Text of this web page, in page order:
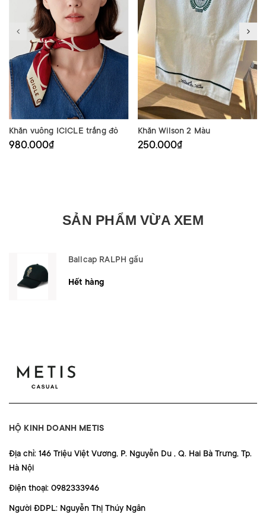
Khăn vuông ICICLE trắng đỏ
980.000₫
Khăn Wilson 2 Màu
250.000₫
SẢN PHẨM VỪA XEM
Ballcap RALPH gấu
Hết hàng
HỘ KINH DOANH METIS
Địa chỉ: 146 Triệu Việt Vương, P. Nguyễn Du , Q. Hai Bà Trưng, Tp.
Hà Nội
Điện thoại: 0982333946
Người ĐDPL: Nguyễn Thị Thúy Ngân